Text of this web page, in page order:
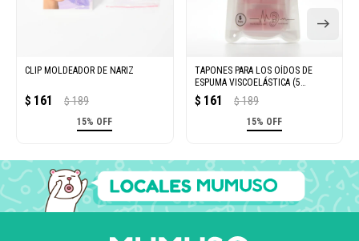
CLIP MOLDEADOR DE NARIZ
$ 161 $ 189
15% OFF
TAPONES PARA LOS OÍDOS DE
ESPUMA VISCOELÁSTICA (5
PARES/ROSA)
$ 161 $ 189
15% OFF